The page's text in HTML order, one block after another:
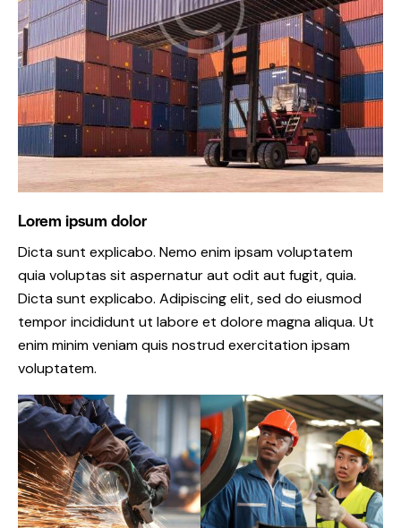
Lorem ipsum dolor
Dicta sunt explicabo. Nemo enim ipsam voluptatem
quia voluptas sit aspernatur aut odit aut fugit, quia.
Dicta sunt explicabo. Adipiscing elit, sed do eiusmod
tempor incididunt ut labore et dolore magna aliqua. Ut
enim minim veniam quis nostrud exercitation ipsam
voluptatem.